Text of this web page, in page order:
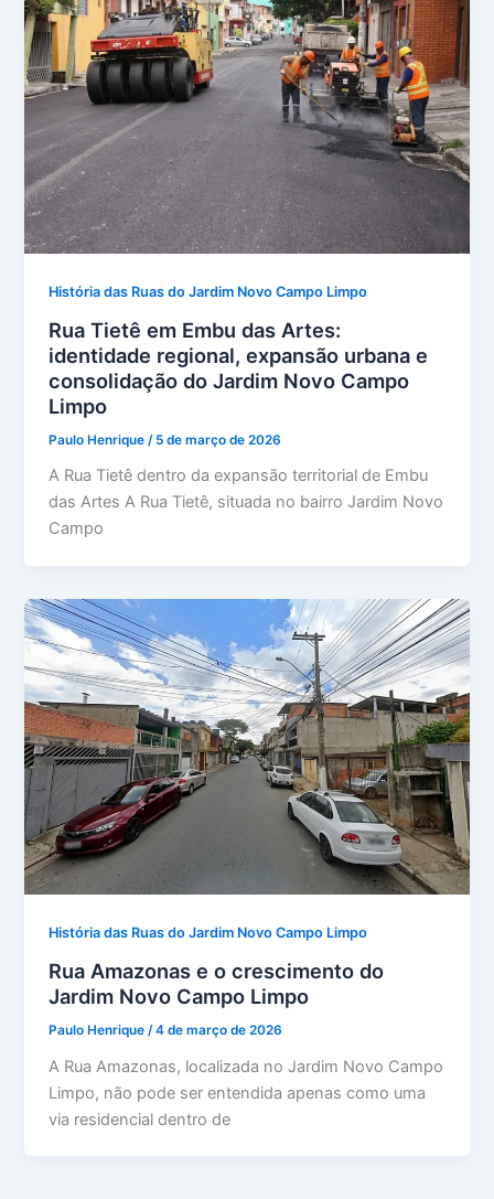
História das Ruas do Jardim Novo Campo Limpo
Rua Tietê em Embu das Artes:
identidade regional, expansão urbana e
consolidação do Jardim Novo Campo
Limpo
Paulo Henrique / 5 de março de 2026
A Rua Tietê dentro da expansão territorial de Embu
das Artes A Rua Tietê, situada no bairro Jardim Novo
Campo
História das Ruas do Jardim Novo Campo Limpo
Rua Amazonas e o crescimento do
Jardim Novo Campo Limpo
Paulo Henrique /4 de março de 2026
A Rua Amazonas, localizada no Jardim Novo Campo
Limpo, não pode ser entendida apenas como uma
via residencial dentro de